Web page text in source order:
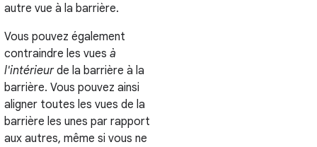
autre vue à la barrière.
Vous pouvez également
contraindre les vues à
l'intérieurde la barrière à la
barrière. Vous pouvez ainsi
aligner toutes les vues de la
barrière les unes par rapport
aux autres, même si vous ne